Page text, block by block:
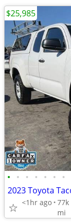
• • • • • • •
<1hr ago 77k
mi
$25,985